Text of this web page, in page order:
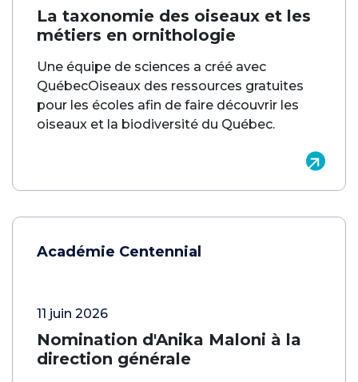
La taxonomie des oiseaux et les
métiers en ornithologie
Une équipe de sciences a créé avec
QuébecOiseaux des ressources gratuites
pour les écoles afin de faire découvrir les
oiseaux et la biodiversité du Québec.
Académie Centennial
11 juin 2026
Nomination d'Anika Maloni à la
direction générale